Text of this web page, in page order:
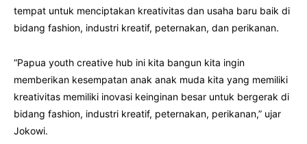
tempat untuk menciptakan kreativitas dan usaha baru baik di
bidang fashion, industri kreatif, peternakan, dan perikanan.
“Papua youth creative hub ini kita bangun kita ingin
memberikan kesempatan anak anak muda kita yang memiliki
kreativitas memiliki inovasi keinginan besar untuk bergerak di
bidang fashion, industri kreatif, peternakan, perikanan,” ujar
Jokowi.